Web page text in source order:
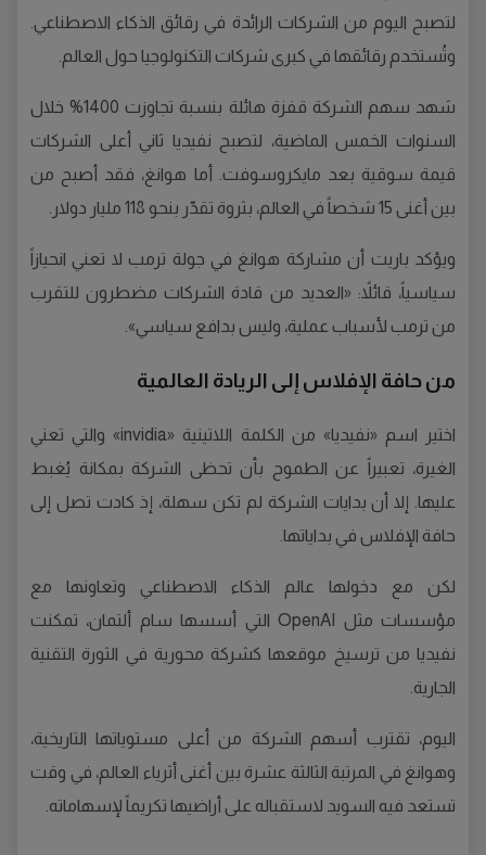
لتصبح اليوم من الشركات الرائدة في رقائق الذكاء الاصطناعي.
وتُستخدم رقائقها في كبرى شركات التكنولوجيا حول العالم.
شهد سهم الشركة قفزة هائلة بنسبة تجاوزت 1400% خلال
السنوات الخمس الماضية، لتصبح نفيديا ثاني أعلى الشركات
قيمة سوقية بعد مايكروسوفت. أما هوانغ، فقد أصبح من
بين أغنى 15 شخصاً في العالم، بثروة تقدّر بنحو 118 مليار دولار.
ويؤكد باريت أن مشاركة هوانغ في جولة ترمب لا تعني انحيازاً
سياسياً، قائلاً: «العديد من قادة الشركات مضطرون للتقرب
من ترمب لأسباب عملية، وليس بدافع سياسي».
من حافة الإفلاس إلى الريادة العالمية
اختير اسم «نفيديا» من الكلمة اللاتينية «invidia» والتي تعني
الغيرة، تعبيراً عن الطموح بأن تحظى الشركة بمكانة يُغبط
عليها. إلا أن بدايات الشركة لم تكن سهلة، إذ كادت تصل إلى
حافة الإفلاس في بداياتها.
لكن مع دخولها عالم الذكاء الاصطناعي وتعاونها مع
مؤسسات مثل OpenAI التي أسسها سام ألتمان، تمكنت
نفيديا من ترسيخ موقعها كشركة محورية في الثورة التقنية
الجارية.
اليوم، تقترب أسهم الشركة من أعلى مستوياتها التاريخية،
وهوانغ في المرتبة الثالثة عشرة بين أغنى أثرياء العالم، في وقت
تستعد فيه السويد لاستقباله على أراضيها تكريماً لإسهاماته.